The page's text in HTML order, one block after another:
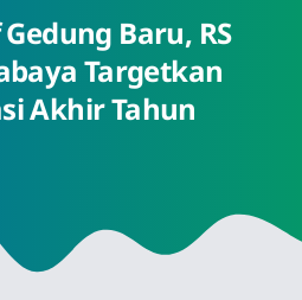
Baru, RS
Targetkan
Akhir Tahun